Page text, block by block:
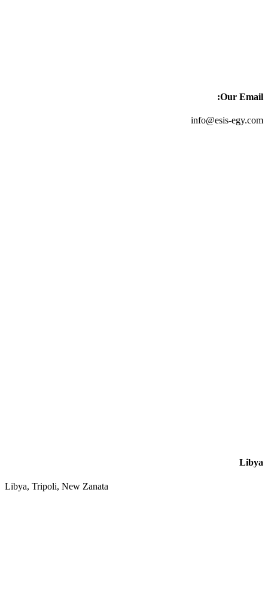
Our Email:
info@esis-egy.com
Libya
Libya, Tripoli, New Zanata